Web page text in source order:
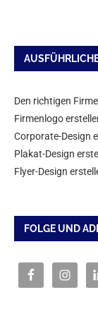
Den richtigen
Firmenlogo
Corporate-Design
Plakat-Design
Flyer-Design
FOLGE UND